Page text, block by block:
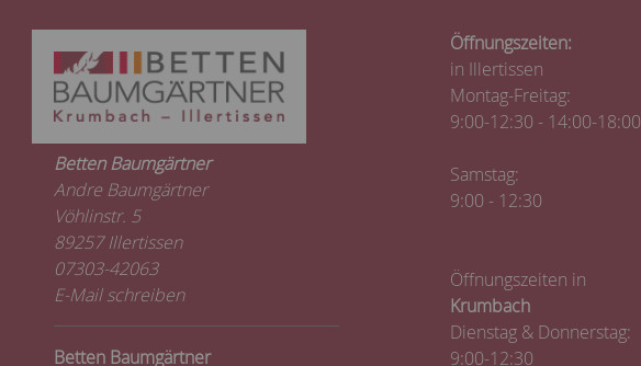
Betten Baumgärtner
Andre Baumgärtner
Vöhlinstr. 5
89257 Illertissen
07303-42063
E-Mail schreiben
Betten Baumgärtner
Öffnungszeiten:
in Illertissen
Montag-Freitag:
9:00-12:30 - 14:00-18:00
Samstag:
9:00 - 12:30
Öffnungszeiten in
Krumbach
Dienstag & Donnerstag:
9:00-12:30